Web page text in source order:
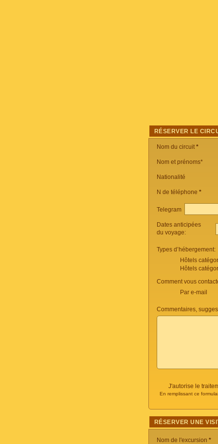
RÉSERVER LE
Nom du circuit*
Nom et prénoms*
Nationalité
N de téléphone *
Telegram
Dates anticipées
du voyage:
Types d’hébergement:
Hôtels
Hôtels
Comment vous
Par e-mail
Commentaires,
J'autorise le
En remplissant ce
RÉSERVER UNE
Nom de l'excursion *